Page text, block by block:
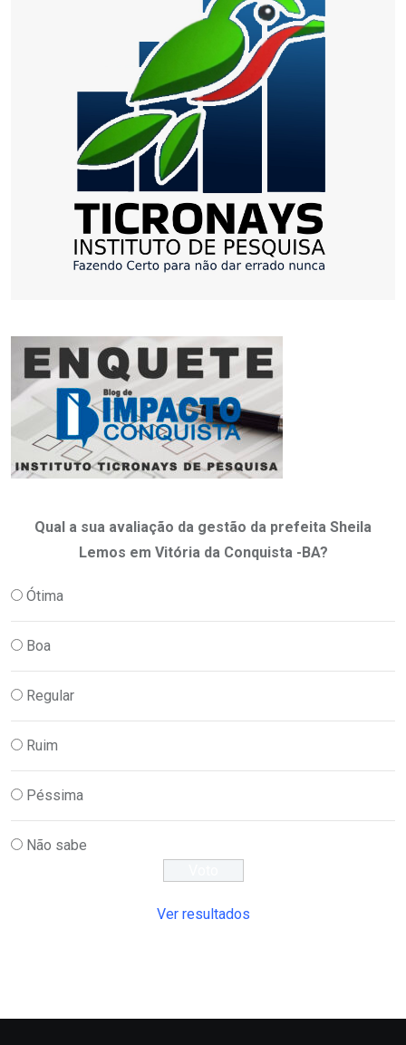
Qual a sua avaliação da gestão da prefeita Sheila
Lemos em Vitória da Conquista -BA?
Ótima
Boa
Regular
Ruim
Péssima
Não sabe
Ver resultados